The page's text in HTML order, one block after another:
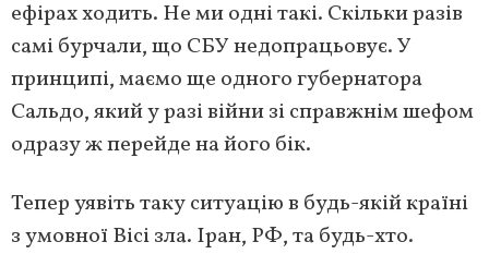
ефірах ходить. Не ми одні такі. Скільки разів
самі бурчали, що СБУ недопрацьовує. У
принципі, маємо ще одного губернатора
Сальдо, який у разі війни зі справжнім шефом
одразу ж перейде на його бік.
Тепер уявіть таку ситуацію в будь-якій країні
з умовної Вісі зла. Іран, РФ, та будь-хто.